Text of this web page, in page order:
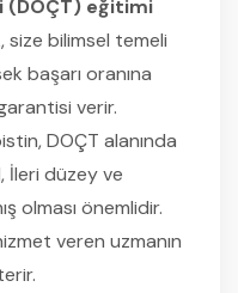
(DOÇT) eğitimi
size bilimsel temeli
başarı oranına
verir.
DOÇT alanında
İleri düzey ve
olması önemlidir.
veren uzmanın